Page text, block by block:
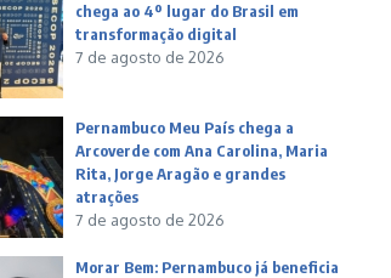
chega ao 4º lugar do Brasil em
transformação digital
7 de agosto de 2026
Pernambuco Meu País chega a
Arcoverde com Ana Carolina, Maria
Rita, Jorge Aragão e grandes
atrações
7 de agosto de 2026
Morar Bem: Pernambuco já beneficia